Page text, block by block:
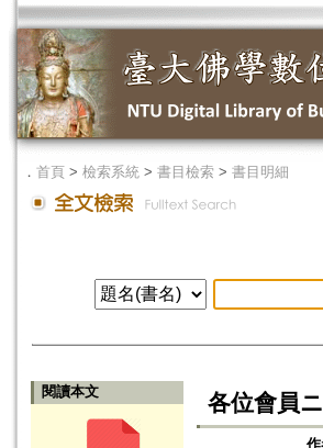
． 首頁 > 檢索系統 > 書目檢索 > 書目明細
閱讀本文 各位會員ニ